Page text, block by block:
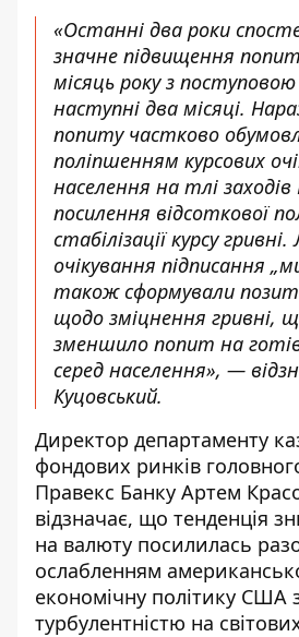
«Останні два роки
значне підвищення
місяць року з
наступні два місяці.
попиту частково
поліпшенням курсових
населення на тлі
посилення відсоткової
стабілізації курсу
очікування підписання
також сформували
щодо зміцнення гривні,
зменшило попит на
серед населення», —
Куцовський.
Директор департаменту
фондових ринків
Правекс Банку Артем
відзначає, що тенденція
на валюту посилилась
ослабленням
економічну політику
турбулентністю на